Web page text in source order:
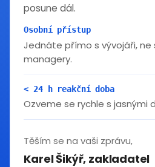
posune dál.
Osobní přístup
Jednáte přímo s vývojáři, ne
managery.
< 24 h reakční doba
Ozveme se rychle s jasnými
Těším se na vaši zprávu,
Karel Šikýř, zakladatel